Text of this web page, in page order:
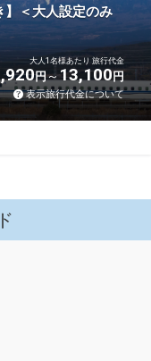
】＜大人設定のみ
大人1名様あたり 旅行代金
円 13,100円
表示旅行代金について